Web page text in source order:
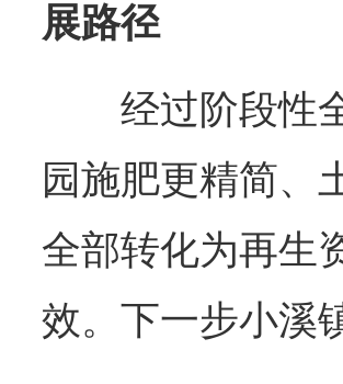
展路径
经过阶段性
园施肥更精简、
全部转化为再生
效。下一步小溪